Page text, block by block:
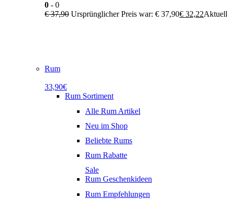
0 - 0
€37,90 Ursprünglicher Preis war: € 37,90€ 32,22
Rum
33,90€
Rum Sortiment
Alle Rum Artikel
Neu im Shop
Beliebte Rums
Rum Rabatte
Sale
Rum Geschenkideen
Rum Empfehlungen